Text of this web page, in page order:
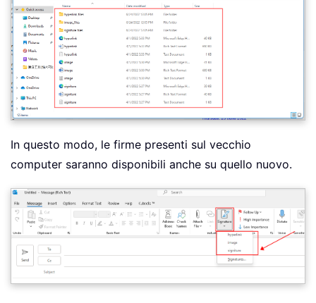
In questo modo, le firme presenti sul vecchio
computer saranno disponibili anche su quello nuovo.